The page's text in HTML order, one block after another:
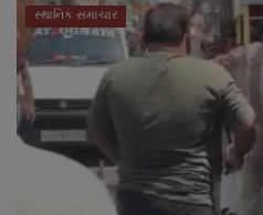
સ્થાનિક સમાચાર